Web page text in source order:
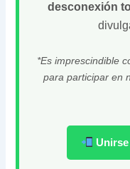
desconexión
*Es imprescindible
para participar en